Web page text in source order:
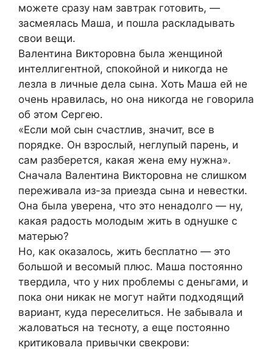
можете сразу нам завтрак готовить, —
засмеялась Маша, и пошла раскладывать
свои вещи.
Валентина Викторовна была женщиной
интеллигентной, спокойной и никогда не
лезла в личные дела сына. Хоть Маша ей не
очень нравилась, но она никогда не говорила
об этом Сергею.
«Если мой сын счастлив, значит, все в
порядке. Он взрослый, неглупый парень, и
сам разберется, какая жена ему нужна».
Сначала Валентина Викторовна не слишком
переживала из-за приезда сына и невестки.
Она была уверена, что это ненадолго — ну,
какая радость молодым жить в однушке с
матерью?
Но, как оказалось, жить бесплатно — это
большой и весомый плюс. Маша постоянно
твердила, что у них проблемы с деньгами, и
пока они никак не могут найти подходящий
вариант, куда переселиться. Не забывала и
жаловаться на тесноту, а еще постоянно
критиковала привычки свекрови: